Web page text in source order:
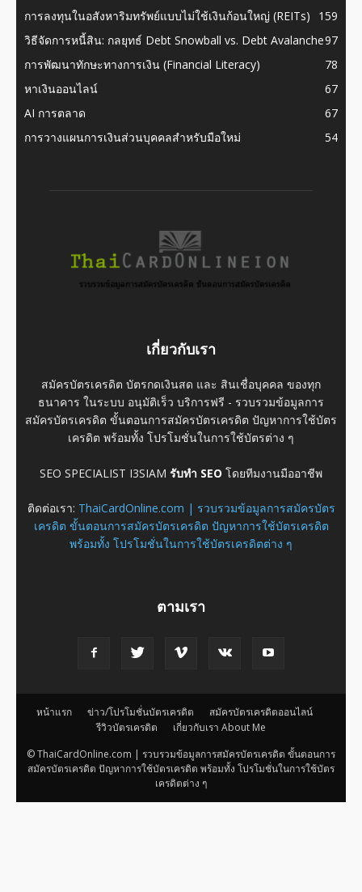
การลงทุนในอสังหาริมทรัพย์แบบไม่ใช้เงินก้อนใหญ่ (REITs)
159
วิธีจัดการหนี้สิน: กลยุทธ์ Debt Snowball vs. Debt Avalanche97
การพัฒนาทักษะทางการเงิน (Financial Literacy)
78
หาเงินออนไลน์
67
AI การตลาด
67
การวางแผนการเงินส่วนบุคคลสำหรับมือใหม่
54
เกี่ยวกับเรา
สมัครบัตรเครดิต บัตรกดเงินสด และ สินเชื่อบุคคล ของทุก
ธนาคาร ในระบบ อนุมัติเร็ว บริการฟรี - รวบรวมข้อมูลการ
สมัครบัตรเครดิต ขั้นตอนการสมัครบัตรเครดิต ปัญหาการใช้บัตร
เครดิต พร้อมทั้ง โปรโมชั่นในการใช้บัตรต่าง ๆ
SEO SPECIALIST I3SIAM รับทำ SEO โดยทีมงานมืออาชีพ
ติดต่อเรา: ThaiCardOnline.com | รวบรวมข้อมูลการสมัครบัตร
เครดิต ขั้นตอนการสมัครบัตรเครดิต ปัญหาการใช้บัตรเครดิต
พร้อมทั้ง โปรโมชั่นในการใช้บัตรเครดิตต่าง ๆ
ตามเรา
หน้าแรก ข่าว/โปรโมชั่นบัตรเครดิต
สมัครบัตรเครดิตออนไลน์
รีวิวบัตรเครดิต
เกี่ยวกับเรา About Me
© ThaiCardOnline.com | รวบรวมข้อมูลการสมัครบัตรเครดิต ขั้นตอนการ
สมัครบัตรเครดิต ปัญหาการใช้บัตรเครดิต พร้อมทั้ง โปรโมชั่นในการใช้บัตร
เครดิตต่าง ๆ